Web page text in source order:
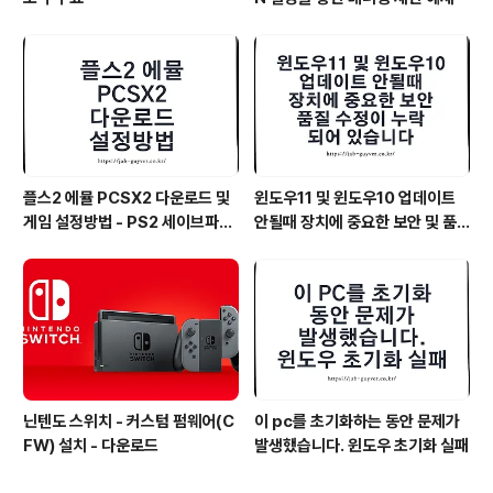
플스2 에뮬 PCSX2 다운로드 및
게임 설정방법 - PS2 세이브파일
윈도우11 및 윈도우10 업데이트
안될때 장치에 중요한 보안 및 품
닌텐도 스위치 - 커스텀 펌웨어(C
FW) 설치 - 다운로드
이 pc를 초기화하는 동안 문제가
발생했습니다. 윈도우 초기화 실패